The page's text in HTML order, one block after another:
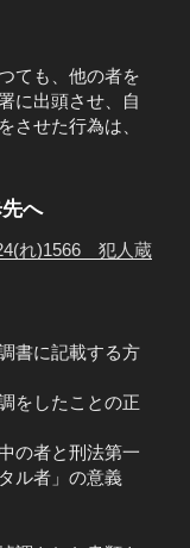
ても、他の者を
に出頭させ、自
させた行為は、
へ
れ)1566 犯人蔵
書に記載する方
をしたことの正
の者と刑法第一
ル者」の意義